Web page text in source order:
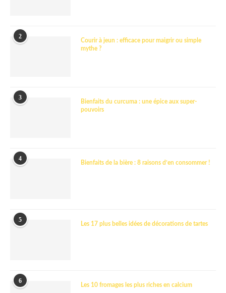
2
Courir à jeun : efficace pour maigrir ou simple
mythe ?
3
Bienfaits du curcuma : une épice aux super-
pouvoirs
4
Bienfaits de la bière : 8 raisons d’en consommer !
5
Les 17 plus belles idées de décorations de tartes
6
Les 10 fromages les plus riches en calcium